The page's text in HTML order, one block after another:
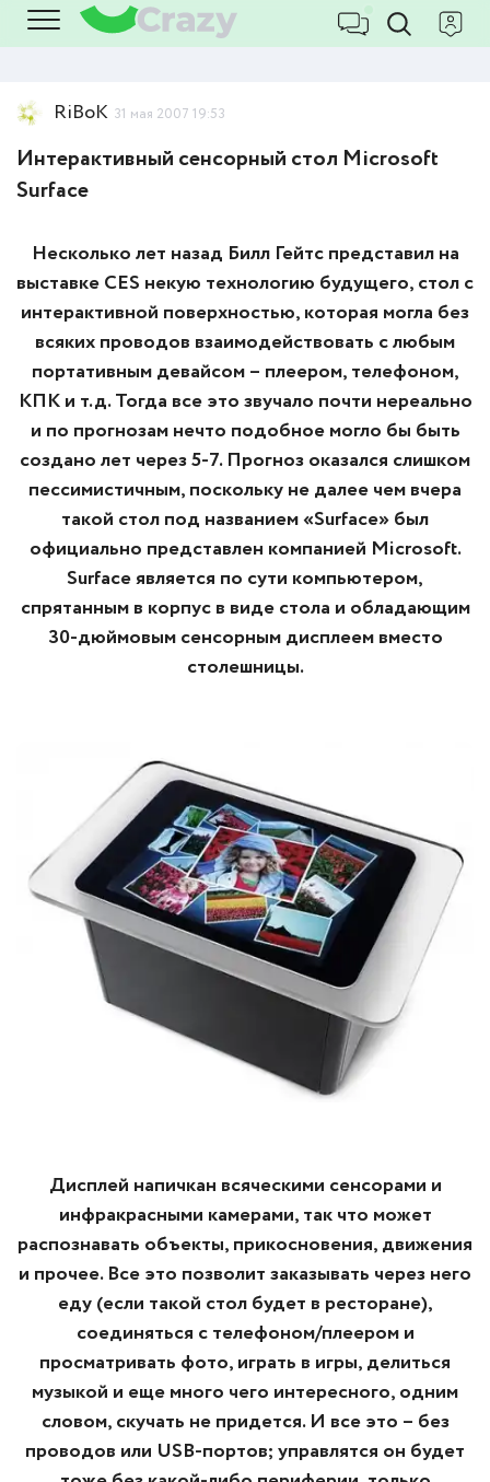
RiBoK 31 мая 2007 19:53
Интерактивный сенсорный стол Microsoft
Surface
Несколько лет назад Билл Гейтс представил на
выставке CES некую технологию будущего, стол с
интерактивной поверхностью, которая могла без
всяких проводов взаимодействовать с любым
портативным девайсом – плеером, телефоном,
КПК и т.д. Тогда все это звучало почти нереально
и по прогнозам нечто подобное могло бы быть
создано лет через 5-7. Прогноз оказался слишком
пессимистичным, поскольку не далее чем вчера
такой стол под названием «Surface» был
официально представлен компанией Microsoft.
Surface является по сути компьютером,
спрятанным в корпус в виде стола и обладающим
30-дюймовым сенсорным дисплеем вместо
столешницы.
Дисплей напичкан всяческими сенсорами и
инфракрасными камерами, так что может
распознавать объекты, прикосновения, движения
и прочее. Все это позволит заказывать через него
еду (если такой стол будет в ресторане),
соединяться с телефоном/плеером и
просматривать фото, играть в игры, делиться
музыкой и еще много чего интересного, одним
словом, скучать не придется. И все это – без
проводов или USB-портов; управлятся он будет